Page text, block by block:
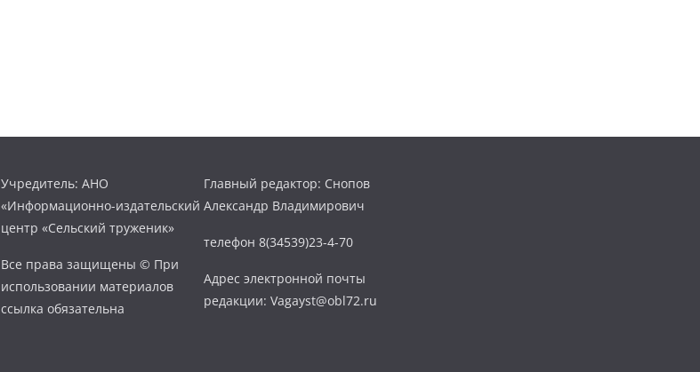
Учредитель: АНО
«Информационно-издательский
центр «Сельский труженик»
Все права защищены © При
использовании материалов
ссылка обязательна
Главный редактор: Снопов
Александр Владимирович
телефон 8(34539)23-4-70
Адрес электронной почты
редакции: Vagayst@obl72.ru